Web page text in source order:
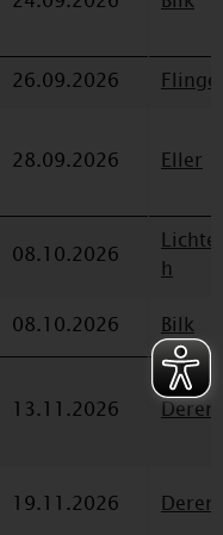
26.09.2026
28.09.2026 Eller
08.10.2026
h
08.10.2026
Bilk
13.11.2026
19.11.2026